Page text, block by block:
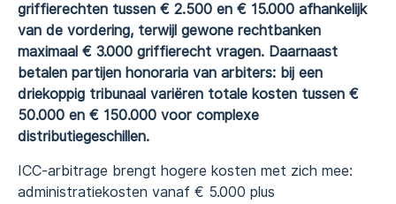
griffierechten tussen € 2.500 en € 15.000 afhankelijk
van de vordering, terwijl gewone rechtbanken
maximaal € 3.000 griffierecht vragen. Daarnaast
betalen partijen honoraria van arbiters: bij een
driekoppig tribunaal variëren totale kosten tussen €
50.000 en € 150.000 voor complexe
distributiegeschillen.
ICC-arbitrage brengt hogere kosten met zich mee:
administratiekosten vanaf € 5.000 plus